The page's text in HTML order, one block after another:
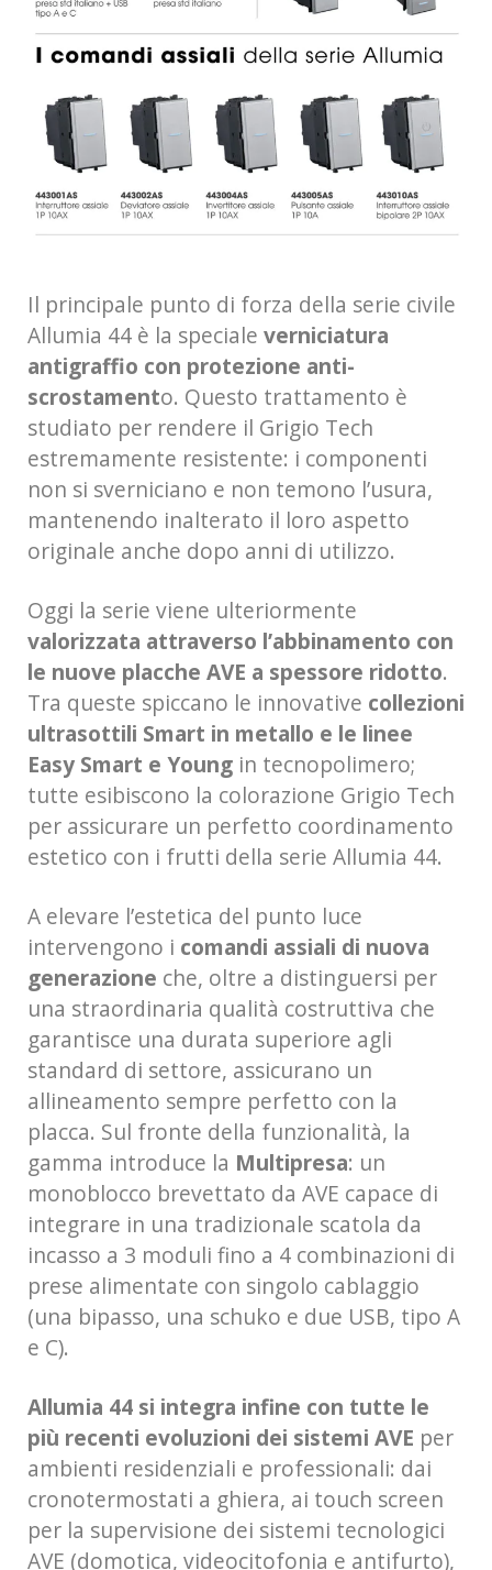
Il principale punto di forza della serie civile
Allumia 44 è la speciale verniciatura
antigraffio con protezione anti-
scrostamento. Questo trattamento è
studiato per rendere il Grigio Tech
estremamente resistente: i componenti
non si sverniciano e non temono l’usura,
mantenendo inalterato il loro aspetto
originale anche dopo anni di utilizzo.
Oggi la serie viene ulteriormente
valorizzata attraverso l’abbinamento con
le nuove placche AVE a spessore ridotto.
Tra queste spiccano le innovative collezioni
ultrasottili Smart in metallo e le linee
Easy Smart e Young in tecnopolimero;
tutte esibiscono la colorazione Grigio Tech
per assicurare un perfetto coordinamento
estetico con i frutti della serie Allumia 44.
A elevare l’estetica del punto luce
intervengono i comandi assiali di nuova
generazione che, oltre a distinguersi per
una straordinaria qualità costruttiva che
garantisce una durata superiore agli
standard di settore, assicurano un
allineamento sempre perfetto con la
placca. Sul fronte della funzionalità, la
gamma introduce la Multipresa: un
monoblocco brevettato da AVE capace di
integrare in una tradizionale scatola da
incasso a 3 moduli fino a 4 combinazioni di
prese alimentate con singolo cablaggio
(una bipasso, una schuko e due USB, tipo A
e C).
Allumia 44 si integra infine con tutte le
più recenti evoluzioni dei sistemi AVE per
ambienti residenziali e professionali: dai
cronotermostati a ghiera, ai touch screen
per la supervisione dei sistemi tecnologici
AVE (domotica, videocitofonia e antifurto),